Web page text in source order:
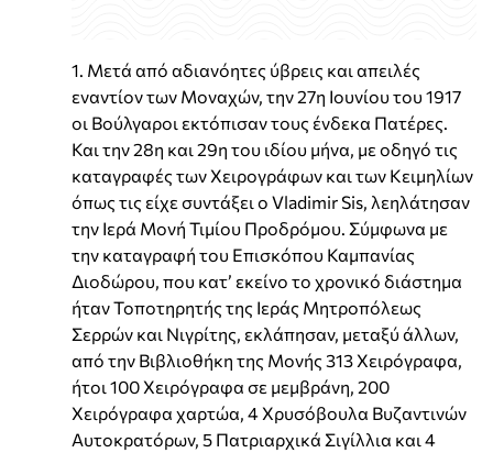
1. Μετά από αδιανόητες ύβρεις και απειλές
εναντίον των Μοναχών, την 27η Ιουνίου του 1917
οι Βούλγαροι εκτόπισαν τους ένδεκα Πατέρες.
Και την 28η και 29η του ιδίου μήνα, με οδηγό τις
καταγραφές των Χειρογράφων και των Κειμηλίων
όπως τις είχε συντάξει ο Vladimir Sis, λεηλάτησαν
την Ιερά Μονή Τιμίου Προδρόμου. Σύμφωνα με
την καταγραφή του Επισκόπου Καμπανίας
Διοδώρου, που κατ’ εκείνο το χρονικό διάστημα
ήταν Τοποτηρητής της Ιεράς Μητροπόλεως
Σερρών και Νιγρίτης, εκλάπησαν, μεταξύ άλλων,
από την Βιβλιοθήκη της Μονής 313 Χειρόγραφα,
ήτοι 100 Χειρόγραφα σε μεμβράνη, 200
Χειρόγραφα χαρτώα, 4 Χρυσόβουλα Βυζαντινών
Αυτοκρατόρων, 5 Πατριαρχικά Σιγίλλια και 4